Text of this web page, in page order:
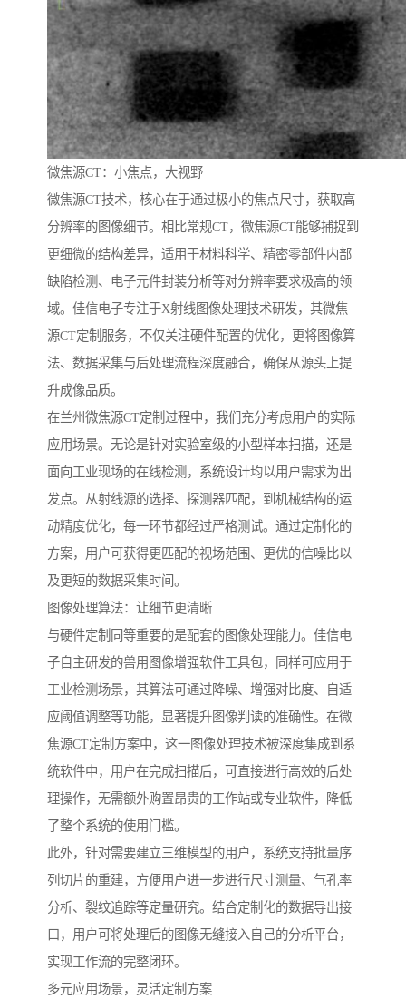
微焦源CT：小焦点，大视野
微焦源CT技术，核心在于通过极小的焦点尺寸，获取高
分辨率的图像细节。相比常规CT，微焦源CT能够捕捉到
更细微的结构差异，适用于材料科学、精密零部件内部
缺陷检测、电子元件封装分析等对分辨率要求极高的领
域。佳信电子专注于X射线图像处理技术研发，其微焦
源CT定制服务，不仅关注硬件配置的优化，更将图像算
法、数据采集与后处理流程深度融合，确保从源头上提
升成像品质。
在兰州微焦源CT定制过程中，我们充分考虑用户的实际
应用场景。无论是针对实验室级的小型样本扫描，还是
面向工业现场的在线检测，系统设计均以用户需求为出
发点。从射线源的选择、探测器匹配，到机械结构的运
动精度优化，每一环节都经过严格测试。通过定制化的
方案，用户可获得更匹配的视场范围、更优的信噪比以
及更短的数据采集时间。
图像处理算法：让细节更清晰
与硬件定制同等重要的是配套的图像处理能力。佳信电
子自主研发的兽用图像增强软件工具包，同样可应用于
工业检测场景，其算法可通过降噪、增强对比度、自适
应阈值调整等功能，显著提升图像判读的准确性。在微
焦源CT定制方案中，这一图像处理技术被深度集成到系
统软件中，用户在完成扫描后，可直接进行高效的后处
理操作，无需额外购置昂贵的工作站或专业软件，降低
了整个系统的使用门槛。
此外，针对需要建立三维模型的用户，系统支持批量序
列切片的重建，方便用户进一步进行尺寸测量、气孔率
分析、裂纹追踪等定量研究。结合定制化的数据导出接
口，用户可将处理后的图像无缝接入自己的分析平台，
实现工作流的完整闭环。
多元应用场景，灵活定制方案